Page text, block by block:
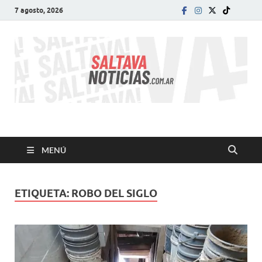
7 agosto, 2026
SALTA VA!
MENÚ
ETIQUETA: ROBO DEL SIGLO